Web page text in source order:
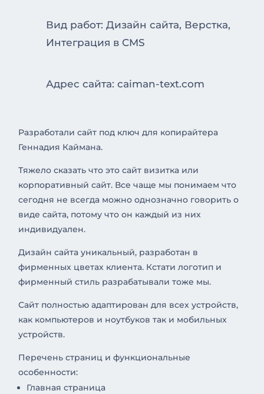
Вид работ: Дизайн сайта, Верстка,
Интеграция в CMS
Адрес сайта: caiman-text.com
Разработали сайт под ключ для копирайтера
Геннадия Каймана.
Тяжело сказать что это сайт визитка или
корпоративный сайт. Все чаще мы понимаем что
сегодня не всегда можно однозначно говорить о
виде сайта, потому что он каждый из них
индивидуален.
Дизайн сайта уникальный, разработан в
фирменных цветах клиента. Кстати логотип и
фирменный стиль разрабатывали тоже мы.
Сайт полностью адаптирован для всех устройств,
как компьютеров и ноутбуков так и мобильных
устройств.
Перечень страниц и функциональные
особенности:
Главная страница